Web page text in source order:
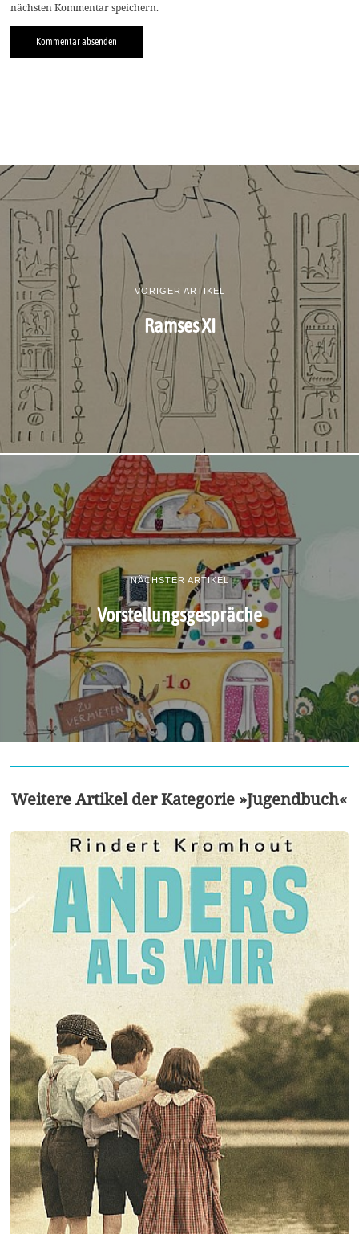
nächsten Kommentar speichern.
VORIGER ARTIKEL
Ramses XI
NÄCHSTER ARTIKEL
Vorstellungsgespräche
Weitere Artikel der Kategorie »Jugendbuch«